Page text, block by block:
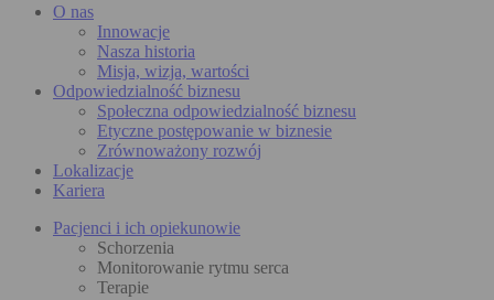
O nas
Innowacje
Nasza historia
Misja, wizja, wartości
Odpowiedzialność biznesu
Społeczna odpowiedzialność biznesu
Etyczne postępowanie w biznesie
Zrównoważony rozwój
Lokalizacje
Kariera
Pacjenci i ich opiekunowie
Schorzenia
Monitorowanie rytmu serca
Terapie